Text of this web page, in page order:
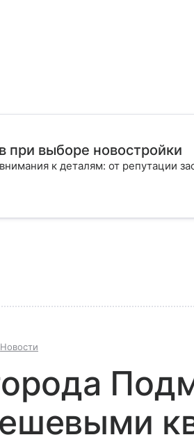
при выборе новостройки
к деталям: от репутации
Новости